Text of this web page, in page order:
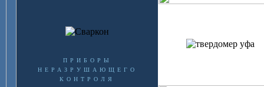
приборы
неразрушающего
контроля